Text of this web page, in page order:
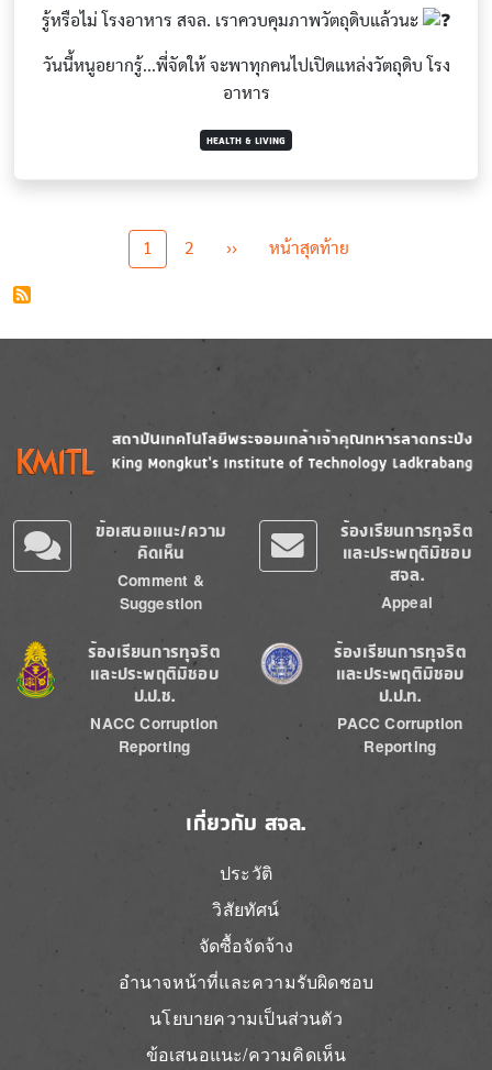
รู้หรือไม่ โรงอาหาร สจล. เราควบคุมภาพวัตถุดิบแล้วนะ
วันนี้หนูอยากรู้...พี่จัดให้ จะพาทุกคนไปเปิดแหล่งวัตถุดิบ โรง
อาหาร
HEALTH & LIVING
1 2 ››Next page
หน้าสุดท้าย
Image
ข้อเสนอแนะ/ความ
คิดเห็น
Comment &
Suggestion
ร้องเรียนการทุจริต
และประพฤติมิชอบ
สจล.
Appeal
Image
ร้องเรียนการทุจริต
และประพฤติมิชอบ
ป.ป.ช.
NACC Corruption
Reporting
Image
ร้องเรียนการทุจริต
และประพฤติมิชอบ
ป.ป.ท.
PACC Corruption
Reporting
เกี่ยวกับ สจล.
ประวัติ
วิสัยทัศน์
จัดซื้อจัดจ้าง
อำนาจหน้าที่และความรับผิดชอบ
นโยบายความเป็นส่วนตัว
ข้อเสนอแนะ/ความคิดเห็น